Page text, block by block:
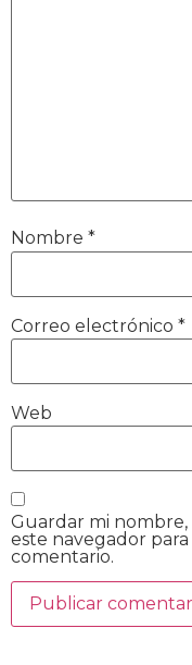
Nombre *
Correo electrónico *
Web
Guardar mi
este navegador
comentario.